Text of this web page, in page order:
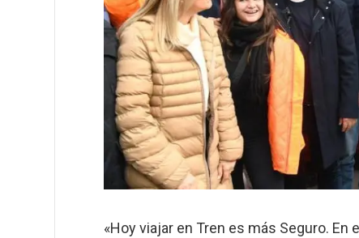
«Hoy viajar en Tren es más Seguro.